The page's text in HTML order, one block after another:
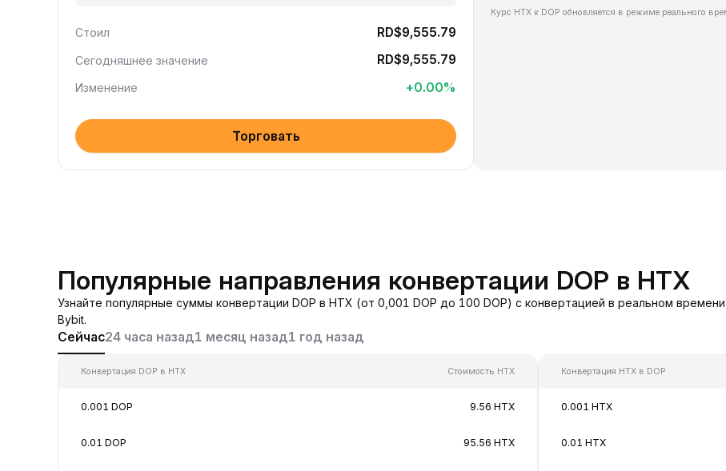
Стоил RD$9,555.79
Сегодняшнее значение RD$9,555.79
Изменение +0.00%
Торговать
Курс HTX к DOP обновляется в режиме реального
Популярные направления конвертации DOP в HTX
Узнайте популярные суммы конвертации DOP в HTX (от 0,001 DOP до 100 DOP) с конвертацией в реальном
Bybit.
Сейчас24 часа назад1 месяц назад1 год назад
Конвертация DOP в HTX Стоимость HTX
0.001 DOP 9.56 HTX
0.01 DOP 95.56 HTX
Конвертация HTX в DOP
0.001 HTX
0.01 HTX